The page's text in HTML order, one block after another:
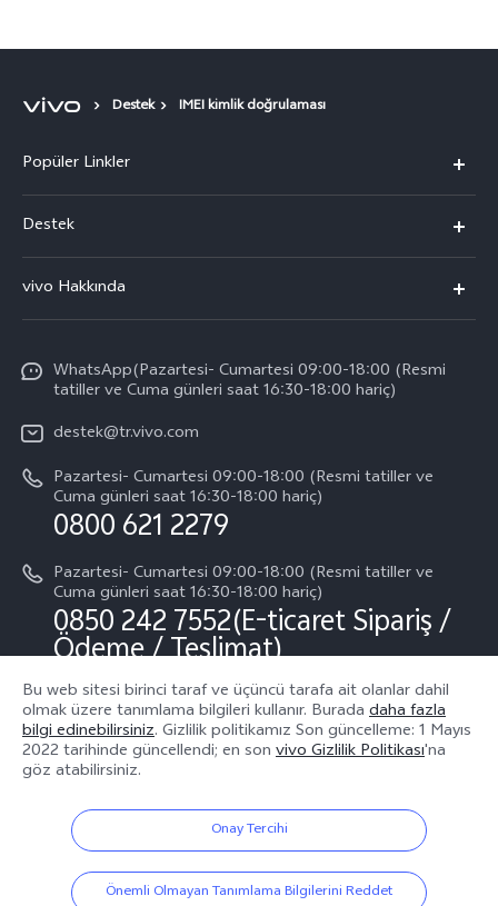
Destek IMEI kimlik doğrulaması
Popüler Linkler
vivo X300
vivo V60 5G
vivo X200 FE
Tüm Modeller
Destek
Yetkili Servis Noktalarımız
IMEI kimlik doğrulaması
Yedek Parçaların Fiyatı
Sistem Güncellemesi
Başlangıç ve Kullanım ​​Kılavuzu
Garanti Politikamız
Müşteri Hizmetleri Gizlilik Beyanı
vivo Hakkında
vivo'da Kariyer
Basın
Yasal Bildirimler
Hakkımızda
Sürdürülebilirlik
vivo Gizlilik Merkezi
WhatsApp(Pazartesi- Cumartesi 09:00-18:00 (Resmi
tatiller ve Cuma günleri saat 16:30-18:00 hariç)
destek@tr.vivo.com
Pazartesi- Cumartesi 09:00-18:00 (Resmi tatiller ve
Cuma günleri saat 16:30-18:00 hariç)
0800 621 2279
Pazartesi- Cumartesi 09:00-18:00 (Resmi tatiller ve
Cuma günleri saat 16:30-18:00 hariç)
0850 242 7552(E-ticaret Sipariş /
Ödeme / Teslimat)
Bizin takip edin
Türkiye | Ülke/bölge seçin
Bu web sitesi birinci taraf ve üçüncü tarafa ait olanlar dahil
olmak üzere tanımlama bilgileri kullanır. Burada daha fazla
bilgi edinebilirsiniz. Gizlilik politikamız Son güncelleme: 1 Mayıs
2022 tarihinde güncellendi; en son vivo Gizlilik Politikası'na
göz atabilirsiniz.
Onay Tercihi
Önemli Olmayan Tanımlama Bilgilerini Reddet